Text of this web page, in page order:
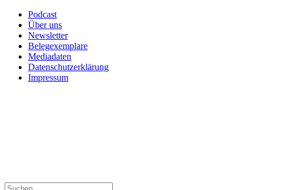
Podcast
Über uns
Newsletter
Belegexemplare
Mediadaten
Datenschutzerklärung
Impressum